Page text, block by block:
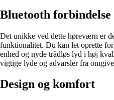
Bluetooth forbindelse
Det unikke ved dette høreværn er
funktionalitet. Du kan let oprette
enhed og nyde trådløs lyd i høj
vigtige lyde og advarsler fra
Design og komfort